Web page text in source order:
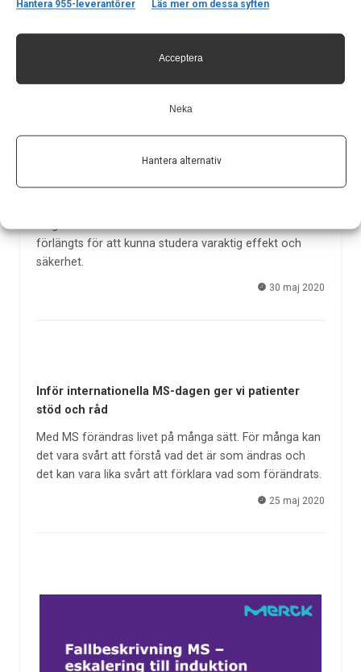
Hantera 955-leverantörer Läs mer om dessa syften
Acceptera
Neka
Hantera alternativ
13:00.
Positiva resultat från förlängd fas II-prövning av
evobrutinib i tablettform vid multipel skleros
Evobrutinib är den första BTK-hämmaren som visar
förlängts för att kunna studera varaktig effekt och
säkerhet.
30 maj 2020
Inför internationella MS-dagen ger vi patienter
stöd och råd
Med MS förändras livet på många sätt. För många kan
det vara svårt att förstå vad det är som ändras och
det kan vara lika svårt att förklara vad som förändrats.
25 maj 2020